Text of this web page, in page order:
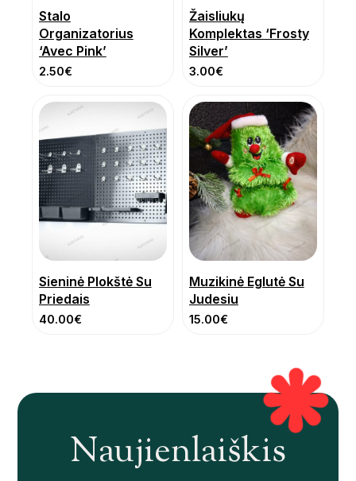
Stalo
Organizatorius
‘Avec Pink’
2.50€
Žaisliukų
Komplektas ‘Frosty
Silver’
3.00€
Sieninė Plokštė Su
Priedais
40.00€
Muzikinė Eglutė Su
Judesiu
15.00€
Naujienlaiškis